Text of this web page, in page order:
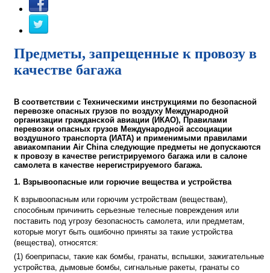
Предметы, запрещенные к провозу в
качестве багажа
В соответствии с Техническими инструкциями по безопасной
перевозке опасных грузов по воздуху Международной
организации гражданской авиации (ИКАО), Правилами
перевозки опасных грузов Международной ассоциации
воздушного транспорта (ИАТА) и применимыми правилами
авиакомпании Air China следующие предметы не допускаются
к провозу в качестве регистрируемого багажа или в салоне
самолета в качестве нерегистрируемого багажа.
1. Взрывоопасные или горючие вещества и устройства
К взрывоопасным или горючим устройствам (веществам),
способным причинить серьезные телесные повреждения или
поставить под угрозу безопасность самолета, или предметам,
которые могут быть ошибочно приняты за такие устройства
(вещества), относятся:
(1) боеприпасы, такие как бомбы, гранаты, вспышки, зажигательные
устройства, дымовые бомбы, сигнальные ракеты, гранаты со